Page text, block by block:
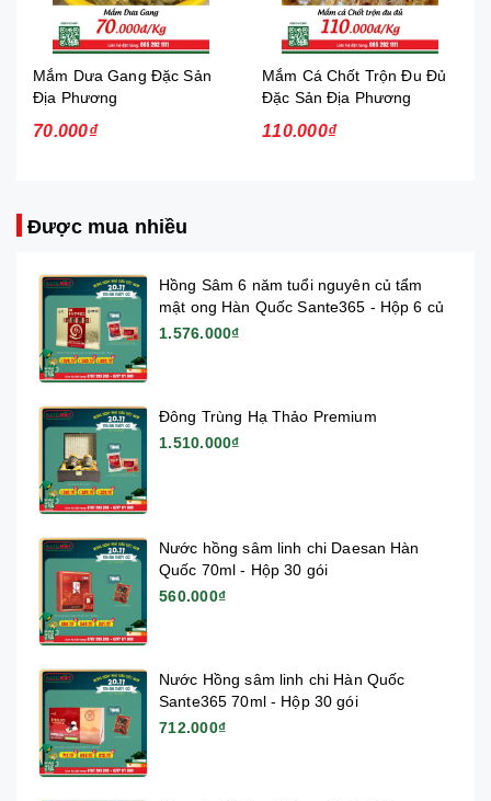
Mắm Dưa Gang Đặc Sản
Địa Phương
70.000₫
Mắm Cá Chốt Trộn Đu Đủ
Đặc Sản Địa Phương
110.000₫
Được mua nhiều
Hồng Sâm 6 năm tuổi nguyên củ tẩm
mật ong Hàn Quốc Sante365 - Hộp 6 củ
1.576.000₫
Đông Trùng Hạ Thảo Premium
1.510.000₫
Nước hồng sâm linh chi Daesan Hàn
Quốc 70ml - Hộp 30 gói
560.000₫
Nước Hồng sâm linh chi Hàn Quốc
Sante365 70ml - Hộp 30 gói
712.000₫